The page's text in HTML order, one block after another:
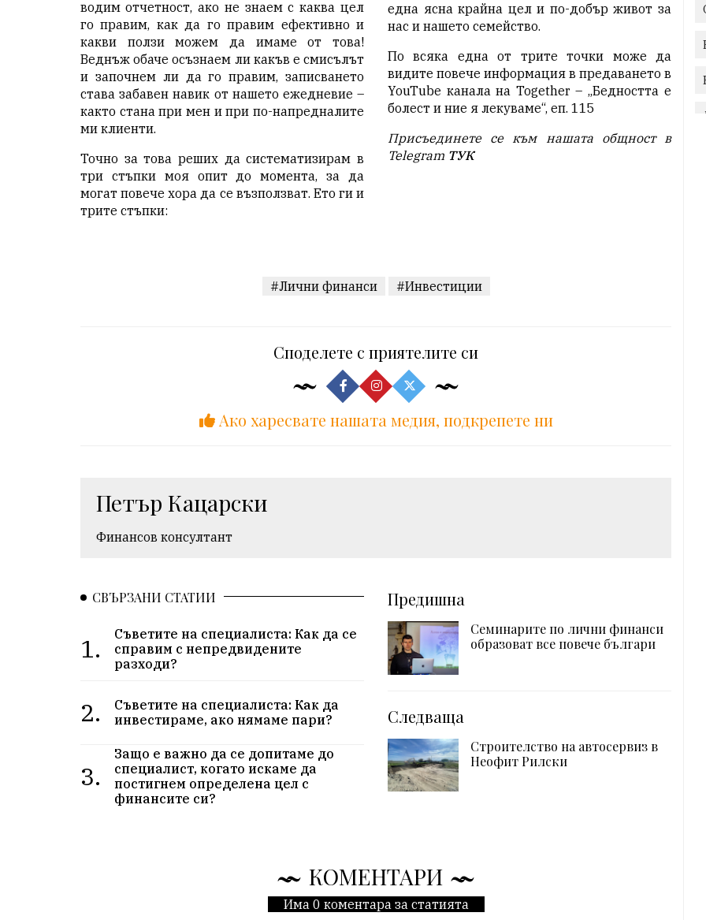
водим отчетност, ако не знаем с каква цел
го правим, как да го правим ефективно и
какви ползи можем да имаме от това!
Веднъж обаче осъзнаем ли какъв е смисълът
и започнем ли да го правим, записването
става забавен навик от нашето ежедневие –
както стана при мен и при по-напредналите
ми клиенти.
Точно за това реших да систематизирам в
три стъпки моя опит до момента, за да
могат повече хора да се възползват. Ето ги и
трите стъпки:
една ясна крайна цел и по-добър живот за
нас и нашето семейство.
По всяка една от трите точки може да
видите повече информация в предаването в
YouTube канала на Together – „Бедността е
болест и ние я лекуваме“, еп. 115
Присъединете се към нашата общност в
Telegram ТУК
#Лични финанси #Инвестиции
Споделете с приятелите си
Ако харесвате нашата медия, подкрепете ни
Петър Кацарски
Финансов консултант
СВЪРЗАНИ СТАТИИ
1.
Съветите на специалиста: Как да се
справим с непредвидените
разходи?
2.
Съветите на специалиста: Как да
инвестираме, ако нямаме пари?
3.
Защо е важно да се допитаме до
специалист, когато искаме да
постигнем определена цел с
финансите си?
Предишна
Семинарите по лични финанси
образоват все повече българи
Следваща
Строителство на автосервиз в
Неофит Рилски
КОМЕНТАРИ
Има 0 коментара за статията